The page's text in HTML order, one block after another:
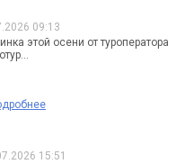
09:13
этой осени от туроператора
15:51